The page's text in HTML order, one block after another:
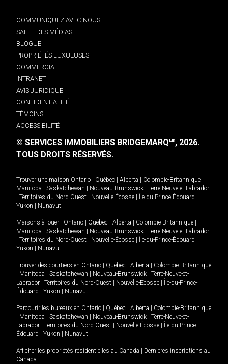
COMMUNIQUEZ AVEC NOUS
SALLE DES MÉDIAS
BLOGUE
PROPRIÉTÉS LUXUEUSES
COMMERCIAL
INTRANET
AVIS JURIDIQUE
CONFIDENTIALITÉ
TÉMOINS
ACCESSIBILITÉ
© SERVICES IMMOBILIERS BRIDGEMARQMD, 2026.
TOUS DROITS RÉSERVÉS.
Trouver une maison Ontario Québec Alberta Colombie-Britannique
Manitoba
Saskatchewan Nouveau-Brunswick
Terre-Neuve-et-Labrador
Territoires du Nord-Ouest Nouvelle-Écosse Île-du-Prince-Édouard
Yukon
Nunavut.
Maisons à louer - Ontario Québec Alberta Colombie-Britannique
Manitoba
Saskatchewan Nouveau-Brunswick
Terre-Neuve-et-Labrador
Territoires du Nord-Ouest Nouvelle-Écosse Île-du-Prince-Édouard
Yukon
Nunavut.
Trouver des courtiers en Ontario Québec Alberta
Colombie-Britannique
Manitoba Saskatchewan Nouveau-Brunswick
Terre-Neuve-et-
Labrador
Territoires du Nord-Ouest Nouvelle-Écosse
Île-du-Prince-
Édouard
Yukon Nunavut
Parcourir les bureaux en Ontario Québec Alberta
Colombie-Britannique
Manitoba Saskatchewan Nouveau-Brunswick
Terre-Neuve-et-
Labrador
Territoires du Nord-Ouest Nouvelle-Écosse
Île-du-Prince-
Édouard
Yukon Nunavut
Afficher les propriétés résidentielles au Canada
Dernières inscriptions au
Canada